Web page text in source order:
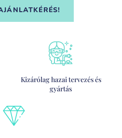
Kizárólag hazai tervezés és
gyártás